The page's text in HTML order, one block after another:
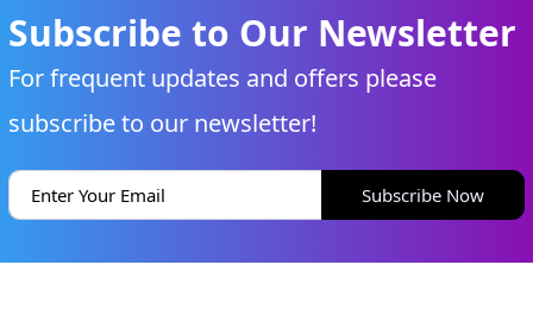
Subscribe to Our Newsletter
For frequent updates and offers please
subscribe to our newsletter!
Subscribe Now